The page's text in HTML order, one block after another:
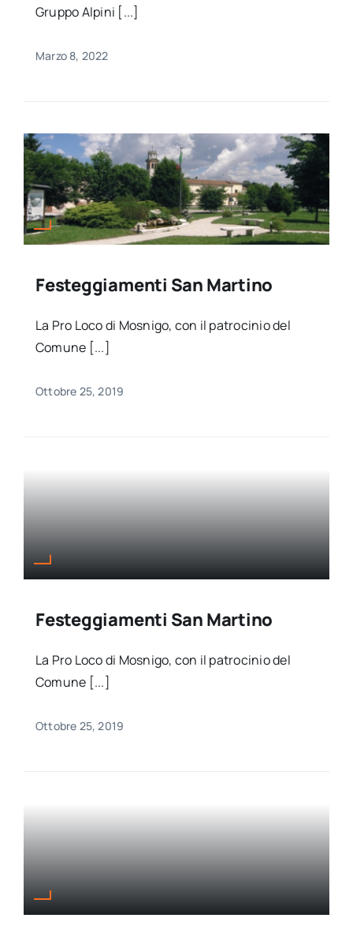
Gruppo Alpini [...]
Marzo 8, 2022
Festeggiamenti San Martino
La Pro Loco di Mosnigo, con il patrocinio del
Comune [...]
Ottobre 25, 2019
Festeggiamenti San Martino
La Pro Loco di Mosnigo, con il patrocinio del
Comune [...]
Ottobre 25, 2019